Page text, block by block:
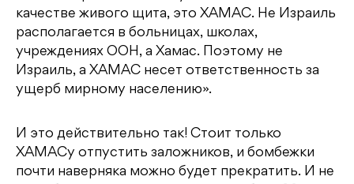
качестве живого щита, это ХАМАС. Не Израиль
располагается в больницах, школах,
учреждениях ООН, а Хамас. Поэтому не
Израиль, а ХАМАС несет ответственность за
ущерб мирному населению».
И это действительно так! Стоит только
ХАМАСу отпустить заложников, и бомбежки
почти наверняка можно будет прекратить. И не